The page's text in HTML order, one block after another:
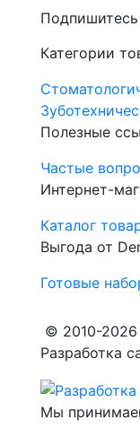
Категории
Полезные
Частые
Интернет-
Каталог
Выгода от
Готовые
© 2010-2026
Разработка
Мы